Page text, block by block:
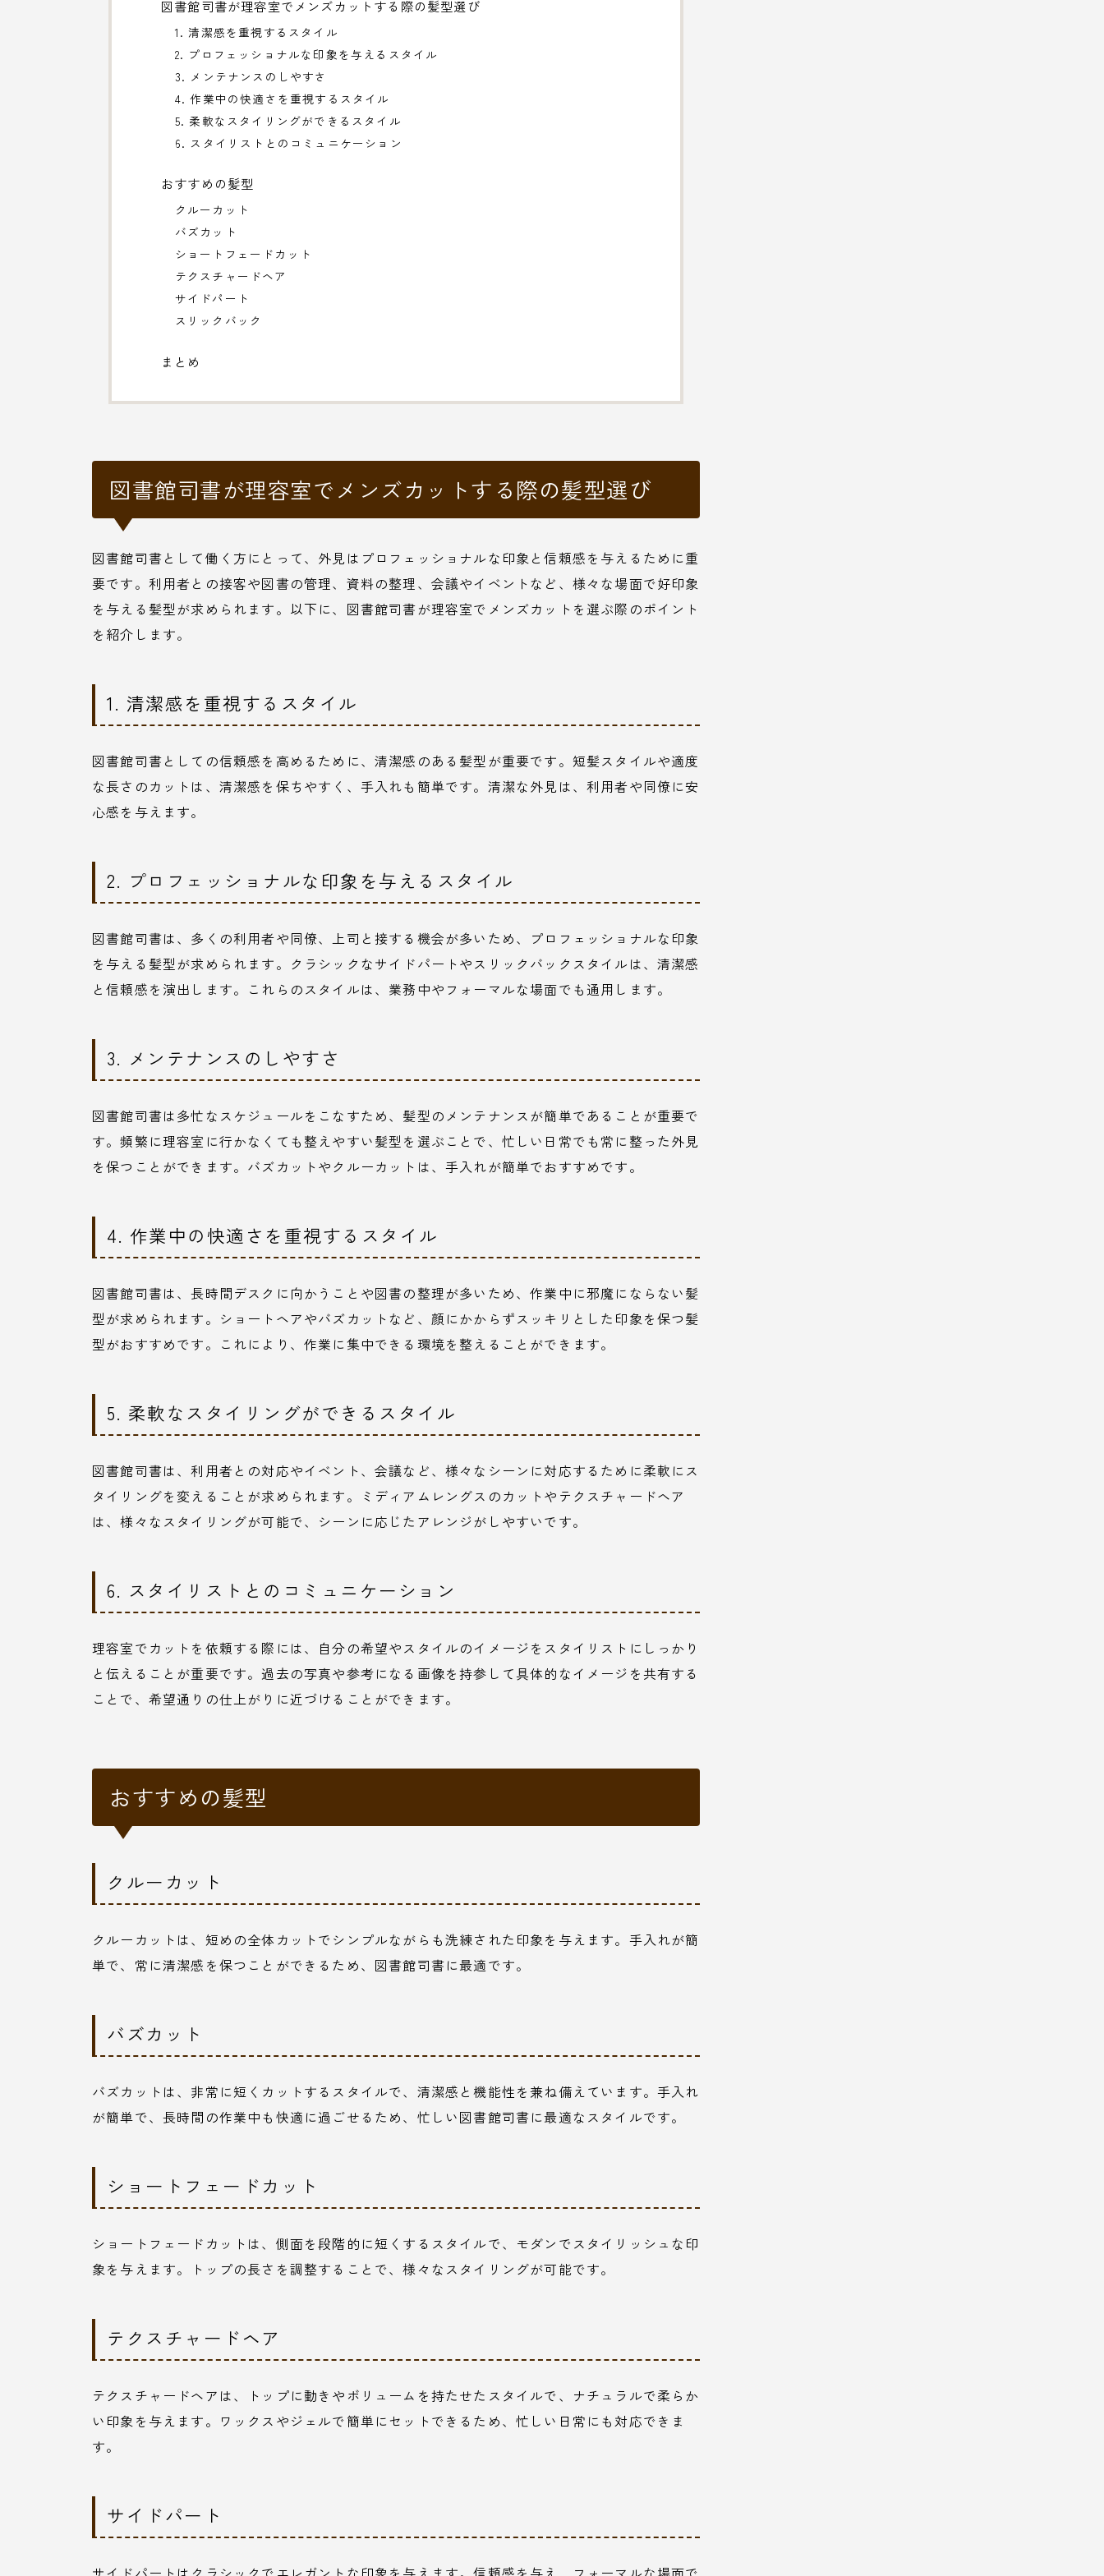
図書館司書が理容室でメンズカットする際の髪型選び
1. 清潔感を重視するスタイル
2. プロフェッショナルな印象を与えるスタイル
3. メンテナンスのしやすさ
4. 作業中の快適さを重視するスタイル
5. 柔軟なスタイリングができるスタイル
6. スタイリストとのコミュニケーション
おすすめの髪型
クルーカット
バズカット
ショートフェードカット
テクスチャードヘア
サイドパート
スリックバック
まとめ
図書館司書が理容室でメンズカットする際の髪型選び
図書館司書として働く方にとって、外見はプロフェッショナルな印象と信頼感を与えるために重
要です。利用者との接客や図書の管理、資料の整理、会議やイベントなど、様々な場面で好印象
を与える髪型が求められます。以下に、図書館司書が理容室でメンズカットを選ぶ際のポイント
を紹介します。
1. 清潔感を重視するスタイル
図書館司書としての信頼感を高めるために、清潔感のある髪型が重要です。短髪スタイルや適度
な長さのカットは、清潔感を保ちやすく、手入れも簡単です。清潔な外見は、利用者や同僚に安
心感を与えます。
2. プロフェッショナルな印象を与えるスタイル
図書館司書は、多くの利用者や同僚、上司と接する機会が多いため、プロフェッショナルな印象
を与える髪型が求められます。クラシックなサイドパートやスリックバックスタイルは、清潔感
と信頼感を演出します。これらのスタイルは、業務中やフォーマルな場面でも通用します。
3. メンテナンスのしやすさ
図書館司書は多忙なスケジュールをこなすため、髪型のメンテナンスが簡単であることが重要で
す。頻繁に理容室に行かなくても整えやすい髪型を選ぶことで、忙しい日常でも常に整った外見
を保つことができます。バズカットやクルーカットは、手入れが簡単でおすすめです。
4. 作業中の快適さを重視するスタイル
図書館司書は、長時間デスクに向かうことや図書の整理が多いため、作業中に邪魔にならない髪
型が求められます。ショートヘアやバズカットなど、顔にかからずスッキリとした印象を保つ髪
型がおすすめです。これにより、作業に集中できる環境を整えることができます。
5. 柔軟なスタイリングができるスタイル
図書館司書は、利用者との対応やイベント、会議など、様々なシーンに対応するために柔軟にス
タイリングを変えることが求められます。ミディアムレングスのカットやテクスチャードヘア
は、様々なスタイリングが可能で、シーンに応じたアレンジがしやすいです。
6. スタイリストとのコミュニケーション
理容室でカットを依頼する際には、自分の希望やスタイルのイメージをスタイリストにしっかり
と伝えることが重要です。過去の写真や参考になる画像を持参して具体的なイメージを共有する
ことで、希望通りの仕上がりに近づけることができます。
おすすめの髪型
クルーカット
クルーカットは、短めの全体カットでシンプルながらも洗練された印象を与えます。手入れが簡
単で、常に清潔感を保つことができるため、図書館司書に最適です。
バズカット
バズカットは、非常に短くカットするスタイルで、清潔感と機能性を兼ね備えています。手入れ
が簡単で、長時間の作業中も快適に過ごせるため、忙しい図書館司書に最適なスタイルです。
ショートフェードカット
ショートフェードカットは、側面を段階的に短くするスタイルで、モダンでスタイリッシュな印
象を与えます。トップの長さを調整することで、様々なスタイリングが可能です。
テクスチャードヘア
テクスチャードヘアは、トップに動きやボリュームを持たせたスタイルで、ナチュラルで柔らか
い印象を与えます。ワックスやジェルで簡単にセットできるため、忙しい日常にも対応できま
す。
サイドパート